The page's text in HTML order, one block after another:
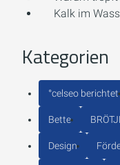
Kalk im
Kategorien
°celseo berichtet
Bette
Design